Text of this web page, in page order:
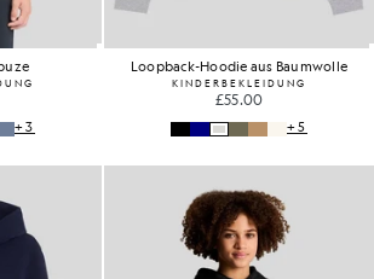
+3
Loopback-Hoodie aus Baumwolle
KINDERBEKLEIDUNG
£55.00
+5